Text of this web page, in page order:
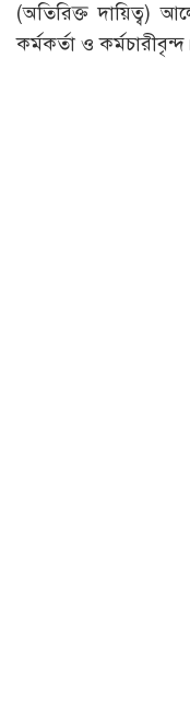
(অতিরিক্ত দায়িত্ব)
কর্মকর্তা ও কর্মচারীবৃন্দ।